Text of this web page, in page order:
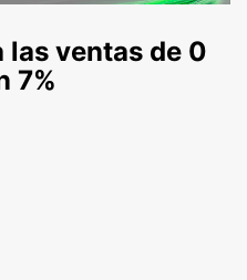
las ventas de 0
7%